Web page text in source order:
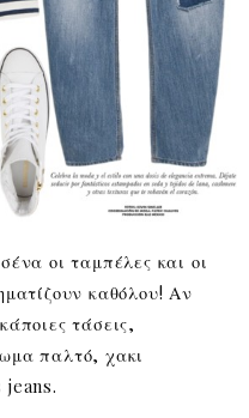
οι ταμπέλες και οι
καθόλου! Αν
τάσεις,
παλτό, χακι
jeans.